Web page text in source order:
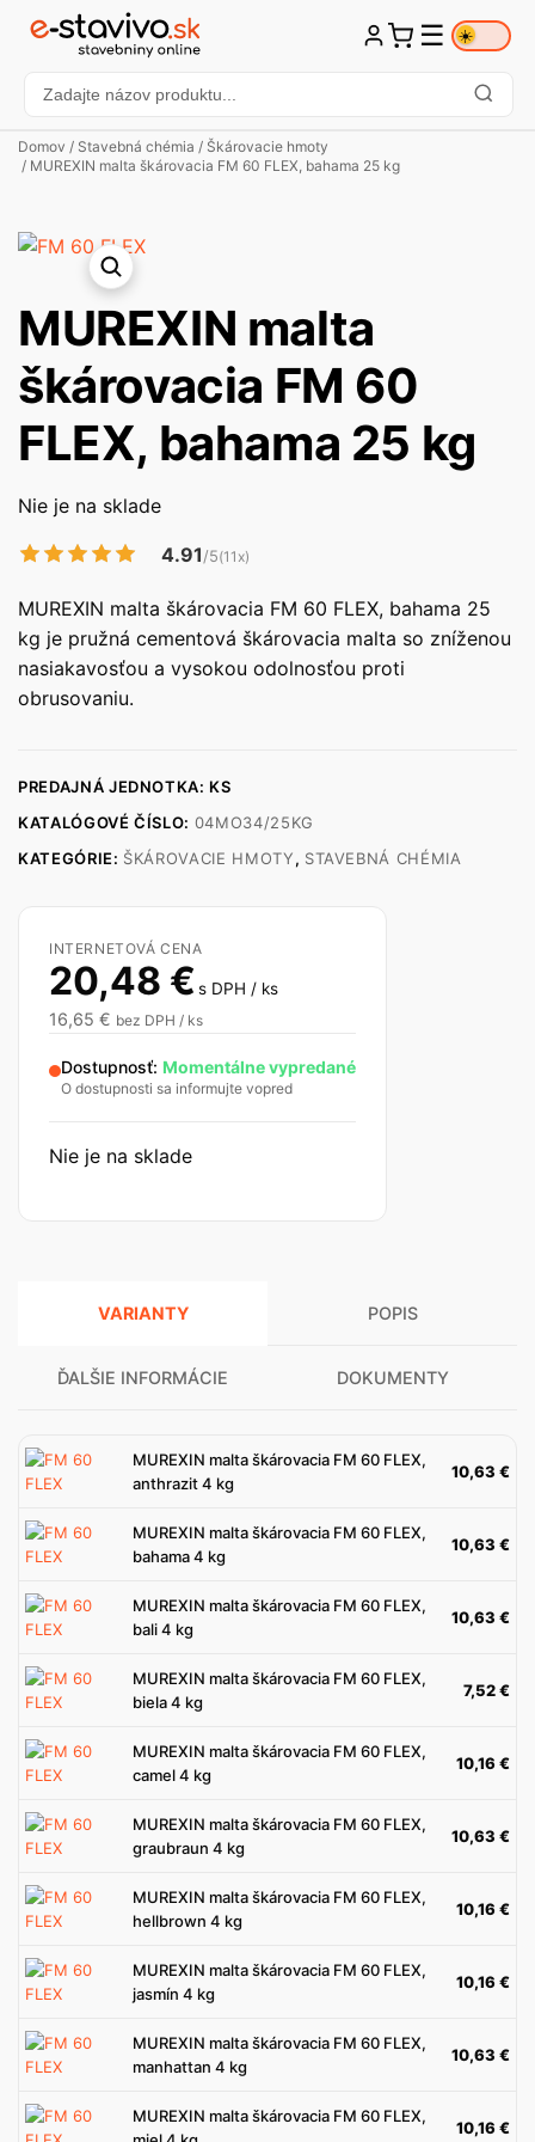
☰ ☀️
Domov / Stavebná chémia / Škárovacie hmoty
/ MUREXIN malta škárovacia FM 60 FLEX, bahama 25 kg
MUREXIN malta
škárovacia FM 60
FLEX, bahama 25 kg
Nie je na sklade
4.91/5(11x)
MUREXIN malta škárovacia FM 60 FLEX, bahama 25
kg je pružná cementová škárovacia malta so zníženou
nasiakavosťou a vysokou odolnosťou proti
obrusovaniu.
PREDAJNÁ JEDNOTKA: KS
KATALÓGOVÉ ČÍSLO: 04MO34/25KG
KATEGÓRIE: ŠKÁROVACIE HMOTY, STAVEBNÁ CHÉMIA
INTERNETOVÁ CENA
20,48 € s DPH / ks
16,65 € bez DPH / ks
Dostupnosť: Momentálne vypredané
O dostupnosti sa informujte vopred
Nie je na sklade
VARIANTY POPIS
ĎALŠIE INFORMÁCIE DOKUMENTY
MUREXIN malta škárovacia FM 60 FLEX,
anthrazit 4 kg
10,63 €
MUREXIN malta škárovacia FM 60 FLEX,
bahama 4 kg
10,63 €
MUREXIN malta škárovacia FM 60 FLEX,
bali 4 kg
10,63 €
MUREXIN malta škárovacia FM 60 FLEX,
biela 4 kg
7,52€
MUREXIN malta škárovacia FM 60 FLEX,
camel 4 kg
10,16€
MUREXIN malta škárovacia FM 60 FLEX,
graubraun 4 kg
10,63 €
MUREXIN malta škárovacia FM 60 FLEX,
hellbrown 4 kg
10,16€
MUREXIN malta škárovacia FM 60 FLEX,
jasmín 4 kg
10,16€
MUREXIN malta škárovacia FM 60 FLEX,
manhattan 4 kg
10,63 €
MUREXIN malta škárovacia FM 60 FLEX,
10,16€